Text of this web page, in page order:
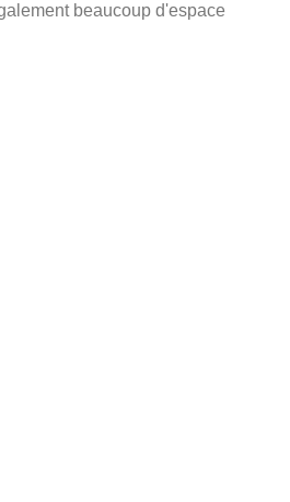
beaucoup d'espace